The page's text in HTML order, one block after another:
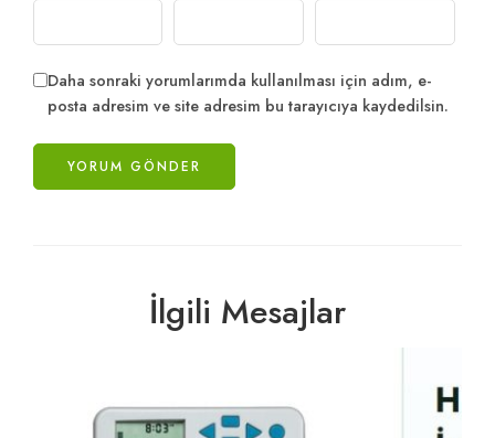
Daha sonraki yorumlarımda kullanılması için adım, e-
posta adresim ve site adresim bu tarayıcıya kaydedilsin.
İlgili Mesajlar